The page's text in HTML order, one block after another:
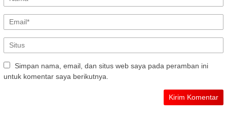
Simpan nama, email, dan situs web saya pada peramban ini
untuk komentar saya berikutnya.